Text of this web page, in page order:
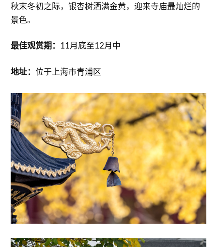
秋末冬初之际，银杏树洒满金黄，迎来寺庙最灿烂的
景色。
最佳观赏期： 11月底至12月中
地址：位于上海市青浦区